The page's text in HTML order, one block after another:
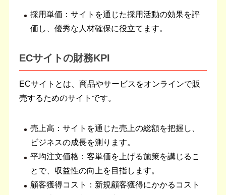
採用単価：サイトを通じた採用活動の効果を評
価し、優秀な人材確保に役立てます。
ECサイトの財務KPI
ECサイトとは、商品やサービスをオンラインで販
売するためのサイトです。
売上高：サイトを通じた売上の総額を把握し、
ビジネスの成長を測ります。
平均注文価格：客単価を上げる施策を講じるこ
とで、収益性の向上を目指します。
顧客獲得コスト：新規顧客獲得にかかるコスト